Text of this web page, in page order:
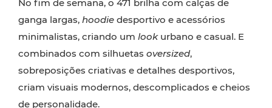
No fim de semana, o 471 brilha com calças de
ganga largas, hoodie desportivo e acessórios
minimalistas, criando um lookurbano e casual. E
combinados com silhuetas oversized,
sobreposições criativas e detalhes desportivos,
criam visuais modernos, descomplicados e cheios
de personalidade.